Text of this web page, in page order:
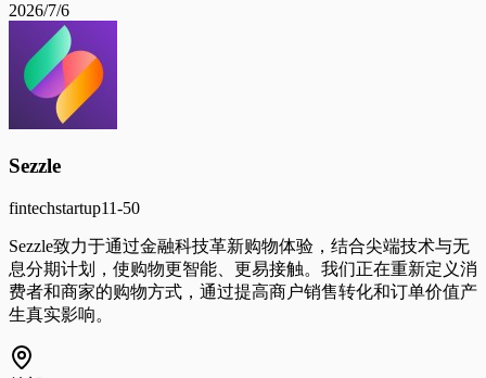
2026/7/6
Sezzle
fintechstartup11-50
Sezzle致力于通过金融科技革新购物体验，结合尖端技术与无
息分期计划，使购物更智能、更易接触。我们正在重新定义消
费者和商家的购物方式，通过提高商户销售转化和订单价值产
生真实影响。